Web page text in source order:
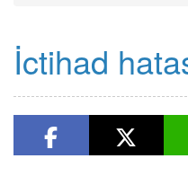
İctihad